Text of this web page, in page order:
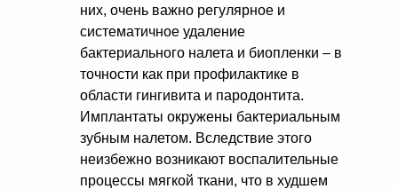
них, очень важно регулярное и
систематичное удаление
бактериального налета и биопленки – в
точности как при профилактике в
области гингивита и пародонтита.
Имплантаты окружены бактериальным
зубным налетом. Вследствие этого
неизбежно возникают воспалительные
процессы мягкой ткани, что в худшем